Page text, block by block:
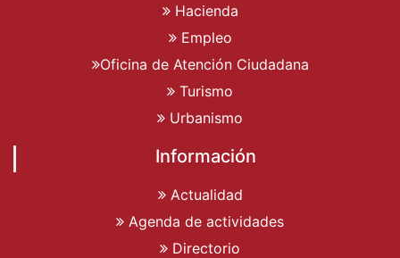
Hacienda
Empleo
Oficina de Atención Ciudadana
Turismo
Urbanismo
Información
Actualidad
Agenda de actividades
Directorio